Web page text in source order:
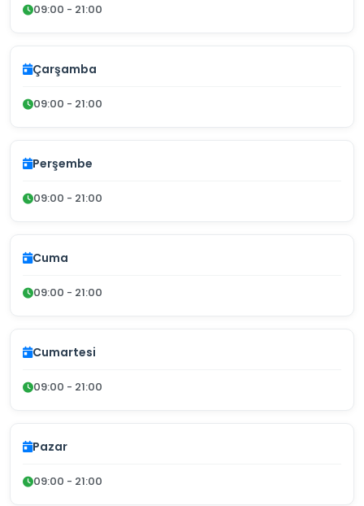
09:00 - 21:00
Çarşamba
09:00 - 21:00
Perşembe
09:00 - 21:00
Cuma
09:00 - 21:00
Cumartesi
09:00 - 21:00
Pazar
09:00 - 21:00